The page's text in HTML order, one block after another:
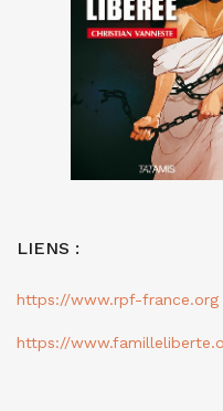
LIENS :
https://www.rpf-france.org
https://